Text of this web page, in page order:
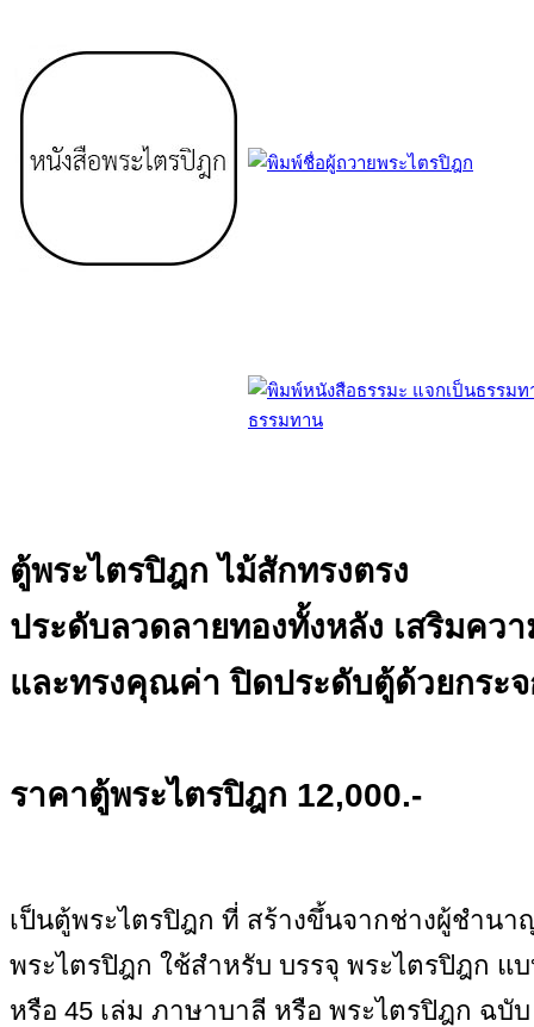
ตู้พระไตรปิฎก ไม้สักทรงตรง
ประดับลวดลายทองทั้งหลัง เสริมคว
และทรงคุณค่า ปิดประดับตู้ด้วยกระ
ราคาตู้พระไตรปิฎก 12,000.-
เป็นตู้พระไตรปิฎก ที่ สร้างขึ้นจากช่างผู้ชำนา
พระไตรปิฎก ใช้สำหรับ บรรจุ พระไตรปิฎก แบ
หรือ 45 เล่ม ภาษาบาลี หรือ พระไตรปิฎก ฉบั